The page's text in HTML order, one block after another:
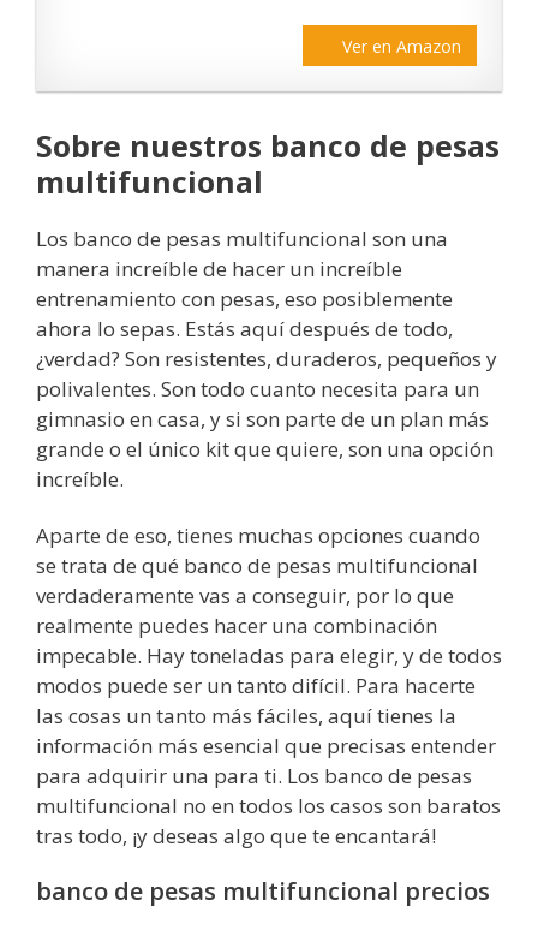
Ver en Amazon
Sobre nuestros banco de pesas
multifuncional
Los banco de pesas multifuncional son una
manera increíble de hacer un increíble
entrenamiento con pesas, eso posiblemente
ahora lo sepas. Estás aquí después de todo,
¿verdad? Son resistentes, duraderos, pequeños y
polivalentes. Son todo cuanto necesita para un
gimnasio en casa, y si son parte de un plan más
grande o el único kit que quiere, son una opción
increíble.
Aparte de eso, tienes muchas opciones cuando
se trata de qué banco de pesas multifuncional
verdaderamente vas a conseguir, por lo que
realmente puedes hacer una combinación
impecable. Hay toneladas para elegir, y de todos
modos puede ser un tanto difícil. Para hacerte
las cosas un tanto más fáciles, aquí tienes la
información más esencial que precisas entender
para adquirir una para ti. Los banco de pesas
multifuncional no en todos los casos son baratos
tras todo, ¡y deseas algo que te encantará!
banco de pesas multifuncional precios